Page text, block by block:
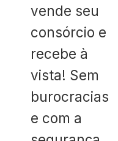
vende seu
consórcio e
recebe à
vista! Sem
burocracias
e com a